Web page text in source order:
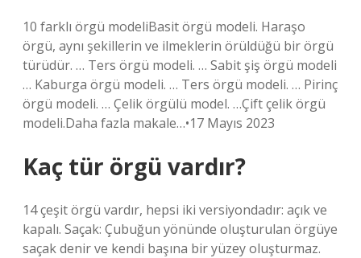
10 farklı örgü modeliBasit örgü modeli. Haraşo
örgü, aynı şekillerin ve ilmeklerin örüldüğü bir örgü
türüdür. … Ters örgü modeli. … Sabit şiş örgü modeli
… Kaburga örgü modeli. … Ters örgü modeli. … Pirinç
örgü modeli. … Çelik örgülü model. …Çift çelik örgü
modeli.Daha fazla makale…•17 Mayıs 2023
Kaç tür örgü vardır?
14 çeşit örgü vardır, hepsi iki versiyondadır: açık ve
kapalı. Saçak: Çubuğun yönünde oluşturulan örgüye
saçak denir ve kendi başına bir yüzey oluşturmaz.